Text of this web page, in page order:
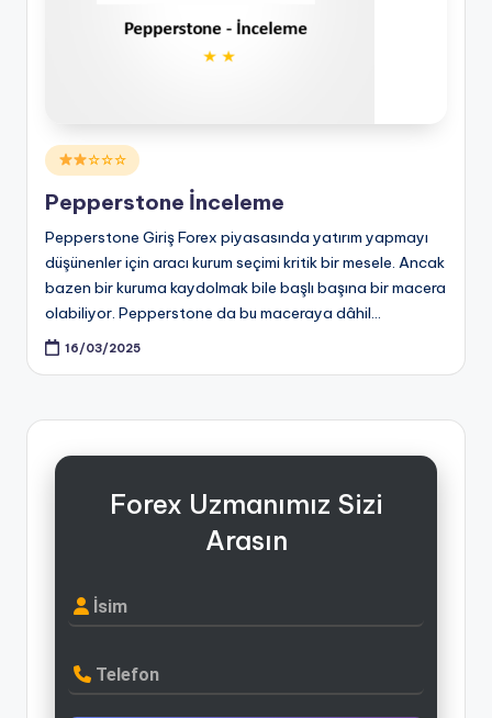
Posted
in
☆☆☆
Pepperstone İnceleme
Pepperstone Giriş Forex piyasasında yatırım yapmayı
düşünenler için aracı kurum seçimi kritik bir mesele. Ancak
bazen bir kuruma kaydolmak bile başlı başına bir macera
olabiliyor. Pepperstone da bu maceraya dâhil…
16/03/2025
Forex Uzmanımız Sizi
Arasın
İsim
Telefon